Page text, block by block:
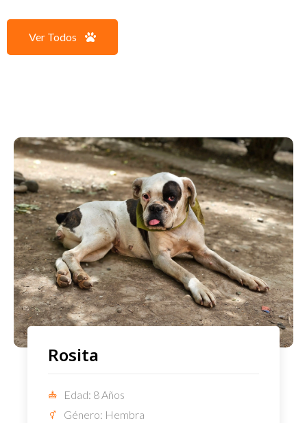
Ver Todos
Rosita
Edad: 8 Años
Género: Hembra